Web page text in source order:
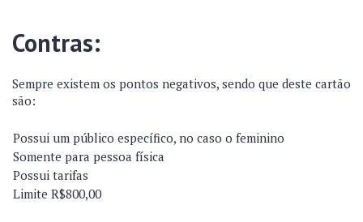
Contras:
Sempre existem os pontos negativos, sendo que deste cartão
são:
Possui um público específico, no caso o feminino
Somente para pessoa física
Possui tarifas
Limite R$800,00